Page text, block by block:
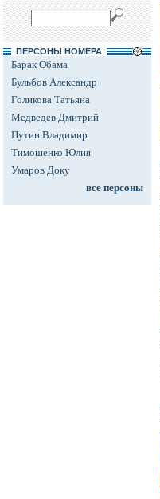
ПЕРСОНЫ НОМЕРА
Барак Обама
Бульбов Александр
Голикова Татьяна
Медведев Дмитрий
Путин Владимир
Тимошенко Юлия
Умаров Доку
все персоны